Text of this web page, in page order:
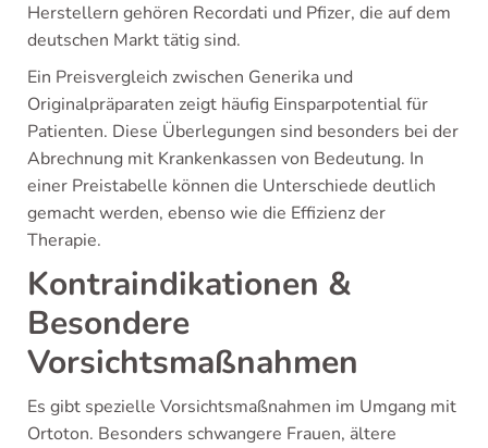
Herstellern gehören Recordati und Pfizer, die auf dem
deutschen Markt tätig sind.
Ein Preisvergleich zwischen Generika und
Originalpräparaten zeigt häufig Einsparpotential für
Patienten. Diese Überlegungen sind besonders bei der
Abrechnung mit Krankenkassen von Bedeutung. In
einer Preistabelle können die Unterschiede deutlich
gemacht werden, ebenso wie die Effizienz der
Therapie.
Kontraindikationen &
Besondere
Vorsichtsmaßnahmen
Es gibt spezielle Vorsichtsmaßnahmen im Umgang mit
Ortoton. Besonders schwangere Frauen, ältere